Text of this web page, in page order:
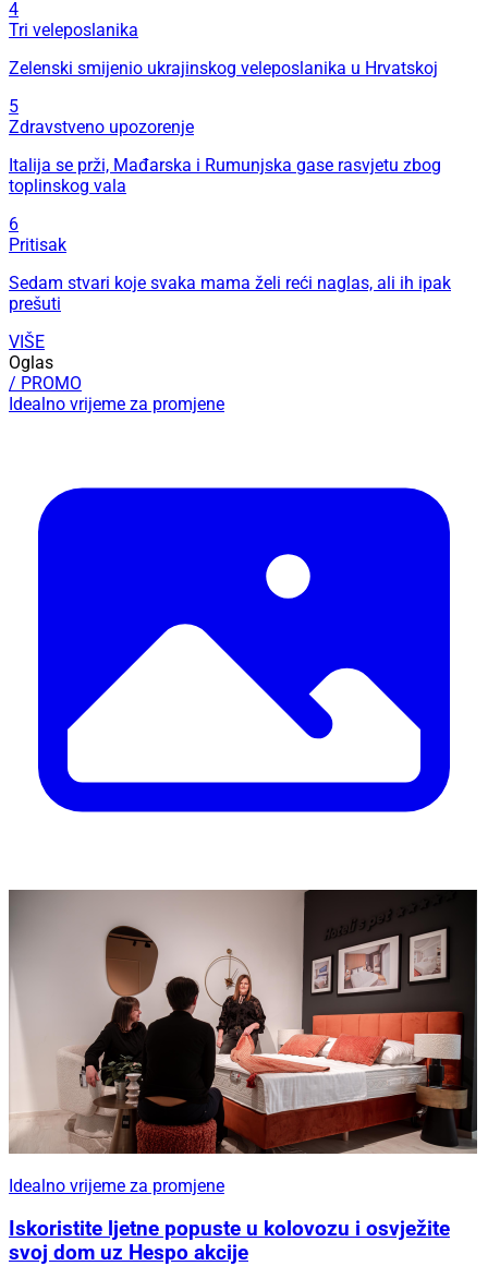
4
Tri veleposlanika
Zelenski smijenio ukrajinskog veleposlanika u Hrvatskoj
5
Zdravstveno upozorenje
Italija se prži, Mađarska i Rumunjska gase rasvjetu zbog
toplinskog vala
6
Pritisak
Sedam stvari koje svaka mama želi reći naglas, ali ih ipak
prešuti
VIŠE
Oglas
/ PROMO
Idealno vrijeme za promjene
Idealno vrijeme za promjene
Iskoristite ljetne popuste u kolovozu i osvježite
svoj dom uz Hespo akcije